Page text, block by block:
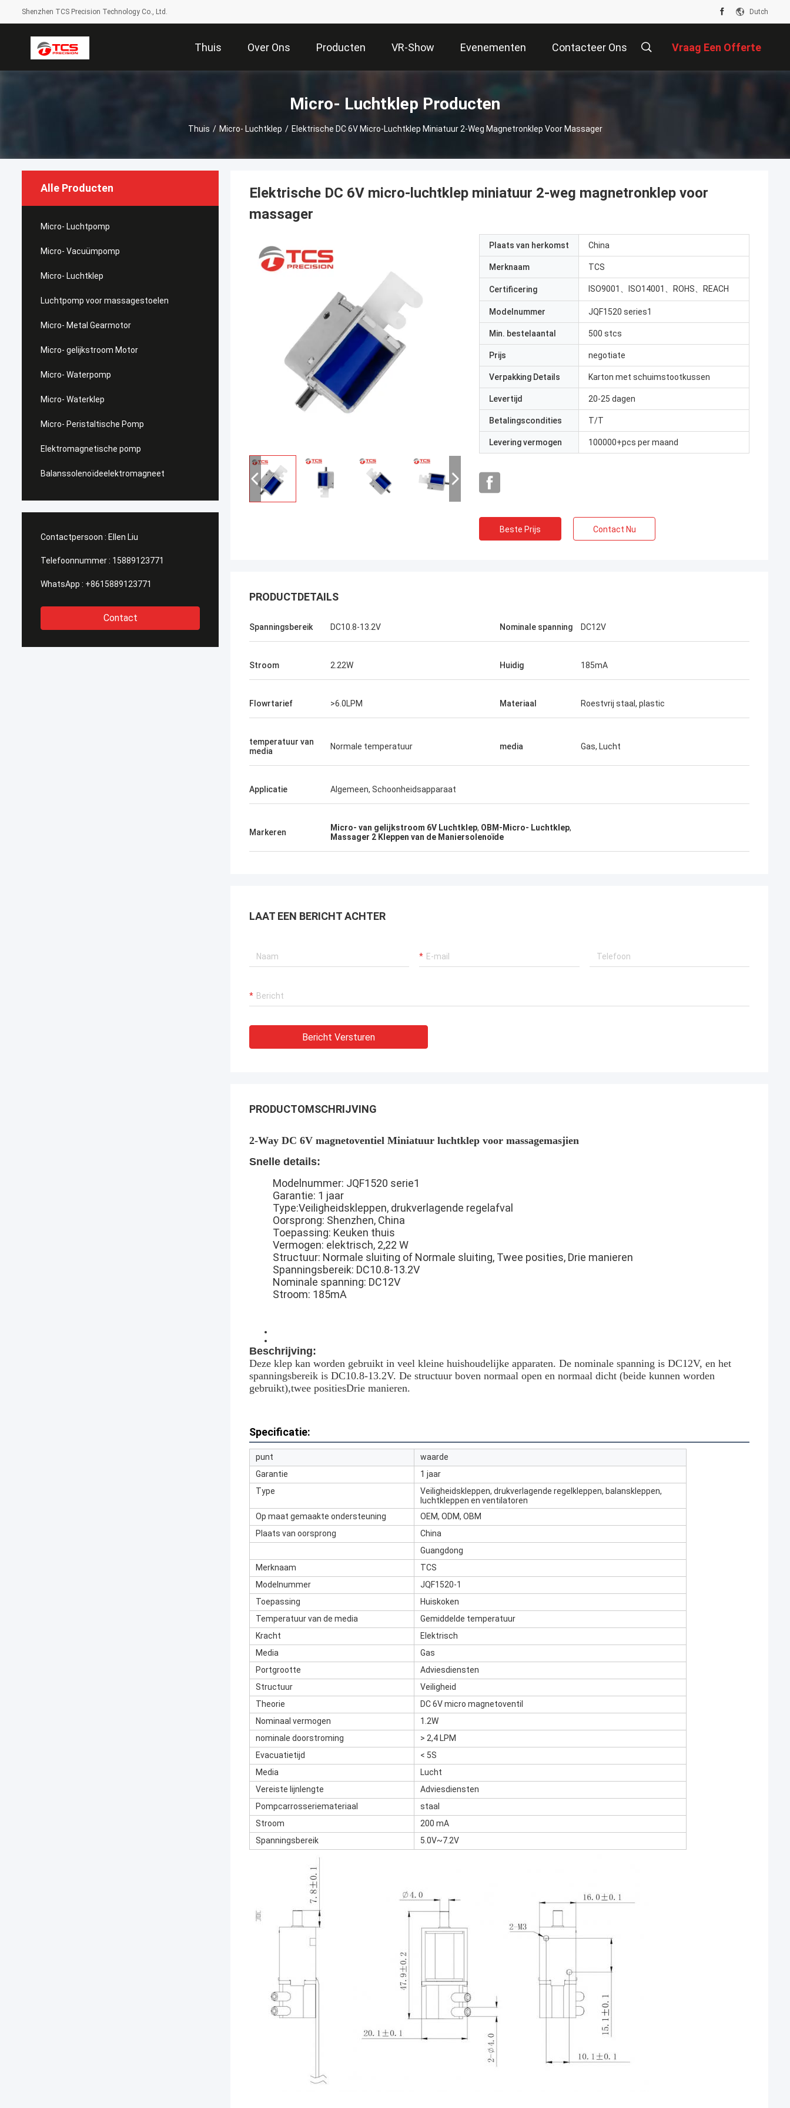
Shenzhen TCS Precision Technology Co., Ltd. Dutch
Thuis Over Ons Producten VR-Show Evenementen Contacteer Ons Vraag Een Offerte
Micro- Luchtklep Producten
Thuis / Micro- Luchtklep / Elektrische DC 6V Micro-Luchtklep Miniatuur 2-Weg Magnetronklep Voor Massager
Alle Producten
Micro- Luchtpomp
Micro- Vacuümpomp
Micro- Luchtklep
Luchtpomp voor massagestoelen
Micro- Metal Gearmotor
Micro- gelijkstroom Motor
Micro- Waterpomp
Micro- Waterklep
Micro- Peristaltische Pomp
Elektromagnetische pomp
Balanssolenoïdeelektromagneet
Contactpersoon : Ellen Liu
Telefoonnummer : 15889123771
WhatsApp : +8615889123771
Contact
Elektrische DC 6V micro-luchtklep miniatuur 2-weg magnetronklep voor
massager
Plaats van herkomst China
Merknaam TCS
Certificering ISO9001、ISO14001、ROHS、REACH
Modelnummer JQF1520 series1
Min. bestelaantal 500 stcs
Prijs negotiate
Verpakking Details Karton met schuimstootkussen
Levertijd 20-25 dagen
Betalingscondities T/T
Levering vermogen 100000+pcs per maand
Beste Prijs Contact Nu
PRODUCTDETAILS
Spanningsbereik DC10.8-13.2V Nominale spanning DC12V
Stroom 2.22W Huidig 185mA
Flowrtarief >6.0LPM Materiaal Roestvrij staal, plastic
temperatuur van
media
Normale temperatuur media Gas, Lucht
Applicatie Algemeen, Schoonheidsapparaat
Markeren Micro- van gelijkstroom 6V Luchtklep, OBM-Micro- Luchtklep,
Massager 2 Kleppen van de Maniersolenoïde
LAAT EEN BERICHT ACHTER
Bericht Versturen
PRODUCTOMSCHRIJVING
2-Way DC 6V magnetoventiel Miniatuur luchtklep voor massagemasjien
Snelle details:
Modelnummer: JQF1520 serie1
Garantie: 1 jaar
Type:Veiligheidskleppen, drukverlagende regelafval
Oorsprong: Shenzhen, China
Toepassing: Keuken thuis
Vermogen: elektrisch, 2,22 W
Structuur: Normale sluiting of Normale sluiting, Twee posities, Drie manieren
Spanningsbereik: DC10.8-13.2V
Nominale spanning: DC12V
Stroom: 185mA
Beschrijving:
Deze klep kan worden gebruikt in veel kleine huishoudelijke apparaten. De nominale spanning is DC12V, en het
spanningsbereik is DC10.8-13.2V. De structuur boven normaal open en normaal dicht (beide kunnen worden
gebruikt),twee positiesDrie manieren.
Specificatie:
punt
waarde
Garantie
1 jaar
Type
Veiligheidskleppen, drukverlagende regelkleppen, balanskleppen,
luchtkleppen en ventilatoren
Op maat gemaakte ondersteuning
OEM, ODM, OBM
Plaats van oorsprong
China
Guangdong
Merknaam
TCS
Modelnummer
JQF1520-1
Toepassing
Huiskoken
Temperatuur van de media
Gemiddelde temperatuur
Kracht
Elektrisch
Media
Gas
Portgrootte
Adviesdiensten
Structuur
Veiligheid
Theorie
DC 6V micro magnetoventil
Nominaal vermogen
1.2W
nominale doorstroming
> 2,4 LPM
Evacuatietijd
< 5S
Media
Lucht
Vereiste lijnlengte
Adviesdiensten
Pompcarrosseriemateriaal
staal
Stroom
200 mA
Spanningsbereik
5.0V~7.2V